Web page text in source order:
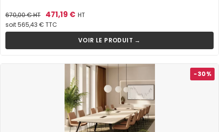
Prix
de
base
670,00 €HT Prix
471,19 € HT
soit 565,43 € TTC
VOIR LE PRODUIT →
-30%